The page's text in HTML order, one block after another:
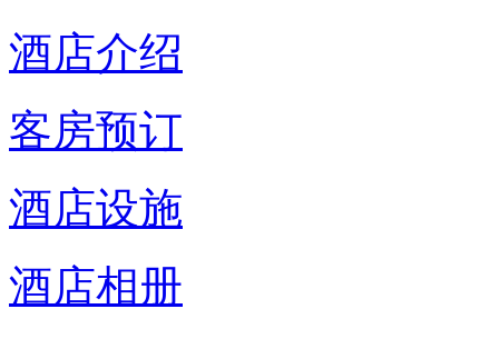
酒店介绍
客房预订
酒店设施
酒店相册